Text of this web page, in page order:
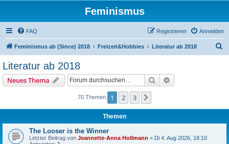
Feminismus
FAQ Anmelden
Registrieren
Feminismus ab (Since) 2018 Freizeit&Hobbies Literatur ab 2018
Literatur ab 2018
Neues Thema Suche
70 Themen 1 2 3
Themen
The Looser is the Winner
Letzter Beitrag von Jeannette-Anna Hollmann « Di 4. Aug 2026, 18:10